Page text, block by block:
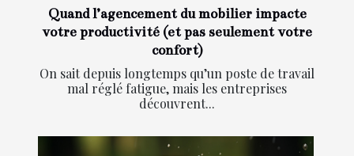
Quand l’agencement du mobilier impacte
votre productivité (et pas seulement votre
confort)
On sait depuis longtemps qu’un poste de travail
mal réglé fatigue, mais les entreprises
découvrent...